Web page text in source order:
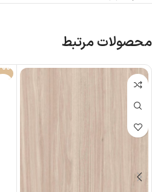
محصولات مرتبط